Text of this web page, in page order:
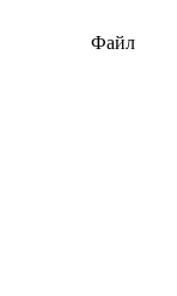
Файл